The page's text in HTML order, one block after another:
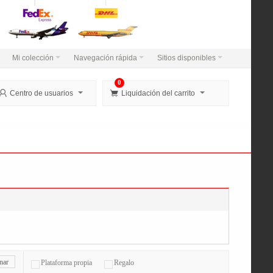
Mi colección Navegación rápida Sitios disponibles
 Centro de usuarios  Liquidación del carrito
0
Plataforma propia Regalo